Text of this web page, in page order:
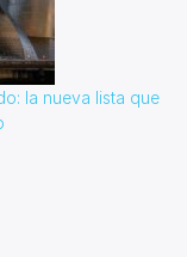
la nueva lista que